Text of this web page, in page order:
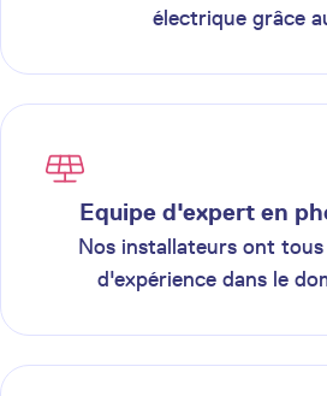
électrique grâce
Equipe d'expert en
Nos installateurs ont tous
d'expérience dans le